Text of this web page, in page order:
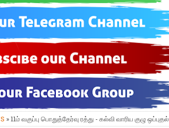
» 11ம் வகுப்பு பொதுத்தேர்வு ரத்து - கல்வி வாரிய குழு ஒப்புதல்